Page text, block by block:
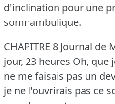
d'inclination pour une
somnambulique.
CHAPITRE 8 Journal
jour, 23 heures Oh, que
ne me faisais pas un
je ne l'ouvrirais pas ce